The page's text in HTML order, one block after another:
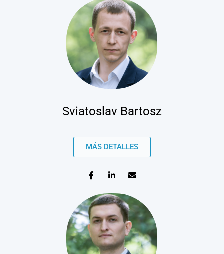
Sviatoslav Bartosz
MÁS DETALLES